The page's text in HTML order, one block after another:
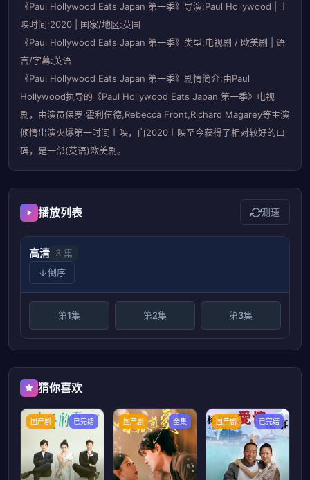
《Paul Hollywood Eats Japan 第一季》导演:Paul Hollywood | 上
映时间:2020 | 国家/地区:英国
《Paul Hollywood Eats Japan 第一季》类型:电视剧 / 欧美剧 | 语
言/字幕:英语
《Paul Hollywood Eats Japan 第一季》剧情简介:由Paul
Hollywood执导的《Paul Hollywood Eats Japan 第一季》电视
剧，由演员保罗·霍利伍德,Rebecca Front,Richard Magarey等主演
倾情出演火爆第一时间上映，自2020上映至今获得了相对较好的口
碑，是一部(英语)欧美剧。
播放列表 测速
高清 3 集
倒序
第1集 第2集 第3集
猜你喜欢
国产剧 已完结 国产剧 全集 国产剧 已完结